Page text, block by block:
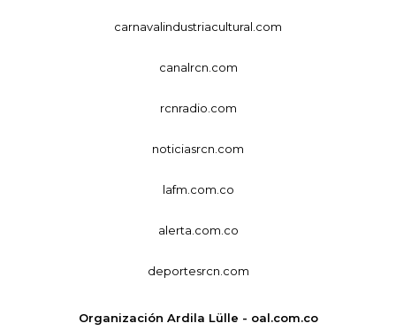
carnavalindustriacultural.com
canalrcn.com
rcnradio.com
noticiasrcn.com
lafm.com.co
alerta.com.co
deportesrcn.com
Organización Ardila Lülle - oal.com.co